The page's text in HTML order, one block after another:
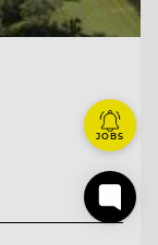
JOBS